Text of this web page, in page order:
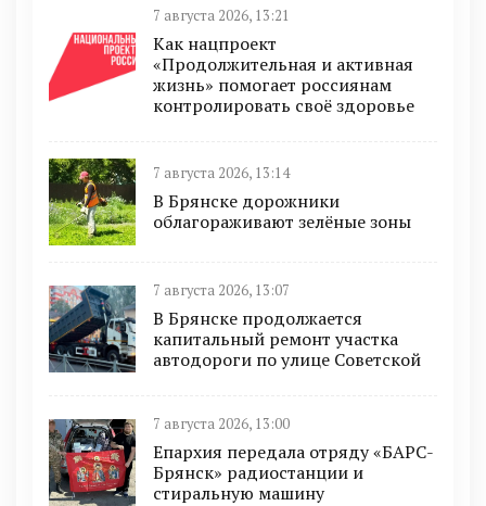
7 августа 2026, 13:21
Как нацпроект
«Продолжительная и активная
жизнь» помогает россиянам
контролировать своё здоровье
7 августа 2026, 13:14
В Брянске дорожники
облагораживают зелёные зоны
7 августа 2026, 13:07
В Брянске продолжается
капитальный ремонт участка
автодороги по улице Советской
7 августа 2026, 13:00
Епархия передала отряду «БАРС-
Брянск» радиостанции и
стиральную машину